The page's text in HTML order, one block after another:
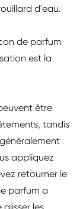
d'eau.
de parfum
est la
être
tandis
appliquez
retourner le
parfum a